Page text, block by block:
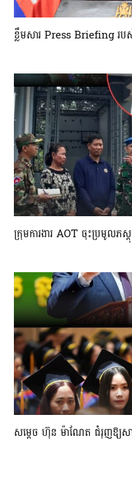
ខ្លឹមសារ Press Briefing របស់
ក្រុមការងារ AOT ចុះប្រមូលភ
សម្តេច ហ៊ុន ម៉ាណែត ជំរុញឱ្យ